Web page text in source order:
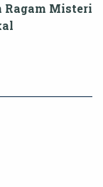
Ragam Misteri